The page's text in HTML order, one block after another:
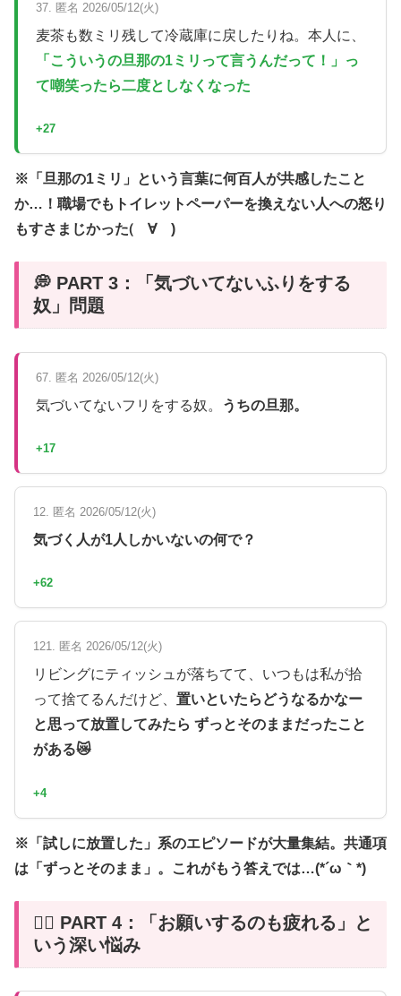
37. 匿名 2026/05/12(火)
麦茶も数ミリ残して冷蔵庫に戻したりね。本人に、
「こういうの旦那の1ミリって言うんだって！」っ
て嘲笑ったら二度としなくなった
+27
※「旦那の1ミリ」という言葉に何百人が共感したこと
か…！職場でもトイレットペーパーを換えない人への怒り
もすさまじかった(゚∀゚)
💭 PART 3：「気づいてないふりをする
奴」問題
67. 匿名 2026/05/12(火)
気づいてないフリをする奴。 うちの旦那。
+17
12. 匿名 2026/05/12(火)
気づく人が1人しかいないの何で？
+62
121. 匿名 2026/05/12(火)
リビングにティッシュが落ちてて、いつもは私が拾
って捨てるんだけど、 置いといたらどうなるかなー
と思って放置してみたら ずっとそのままだったこと
がある😿
+4
※「試しに放置した」系のエピソードが大量集結。共通項
は「ずっとそのまま」。これがもう答えでは…(*´ω｀*)
😮‍💨 PART 4：「お願いするのも疲れる」と
いう深い悩み